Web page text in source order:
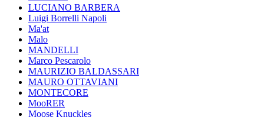
LUCIANO BARBERA
Luigi Borrelli Napoli
Ma'at
Malo
MANDELLI
Marco Pescarolo
MAURIZIO BALDASSARI
MAURO OTTAVIANI
MONTECORE
MooRER
Moose Knuckles